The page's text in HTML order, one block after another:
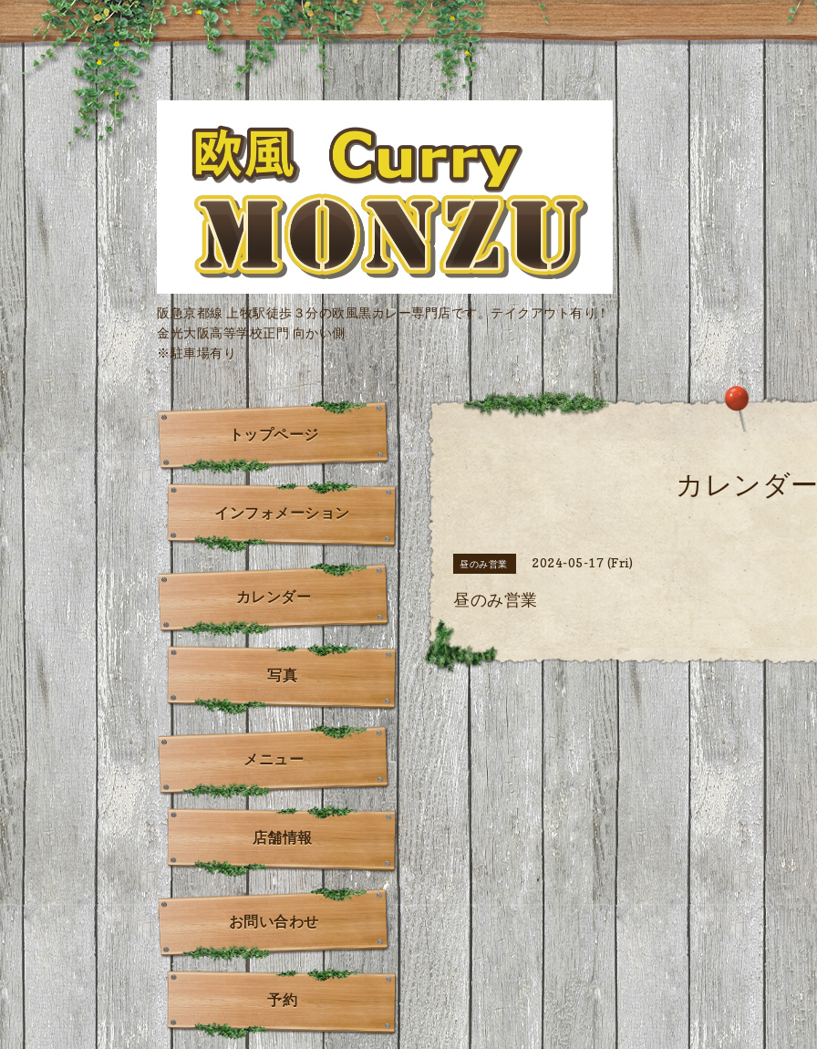
阪急京都線 上牧駅徒歩３分の欧風黒カレー専門店です。テイクアウト有り！
金光大阪高等学校正門 向かい側
※駐車場有り
カレンダ
昼のみ営業 2024-05-17 (Fri)
昼のみ営業
トップページ
インフォメーション
カレンダー
写真
メニュー
店舗情報
お問い合わせ
予約